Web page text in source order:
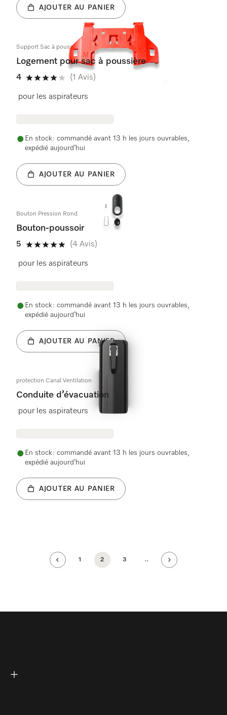
AJOUTER AU PANIER
Support Sac à poussière
Logement pour sac à poussière
4
4 étoiles sur 5
(1 Avis)
pour les aspirateurs
En stock : commandé avant 13 h les jours ouvrables,
expédié aujourd’hui
AJOUTER AU PANIER
Bouton Pression Rond
Bouton-poussoir
5
5 étoiles sur 5
(4 Avis)
pour les aspirateurs
En stock : commandé avant 13 h les jours ouvrables,
expédié aujourd’hui
AJOUTER AU PANIER
protection Canal Ventilation
Conduite d’évacuation
pour les aspirateurs
En stock : commandé avant 13 h les jours ouvrables,
expédié aujourd’hui
AJOUTER AU PANIER
1 2 3 ..